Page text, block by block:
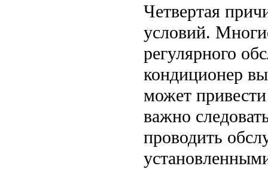
Четвертая
условий.
регулярного
кондиционер
может
важно
проводить